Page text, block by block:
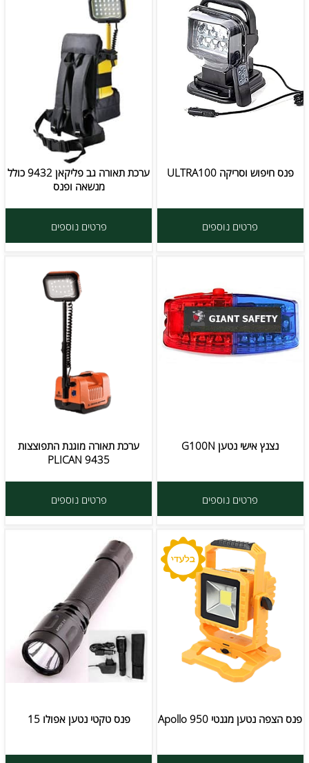
פנס חיפוש וסריקה ULTRA100
פרטים נוספים
ערכת תאורה גב פליקאן 9432 כולל
מנשאה ופנס
פרטים נוספים
נצנץ אישי נטען G100N
פרטים נוספים
ערכת תאורה מוגנת התפוצצות
PLICAN 9435
פרטים נוספים
פנס הצפה נטען מגנטי Apollo 950 פנס טקטי נטען אפולו 15